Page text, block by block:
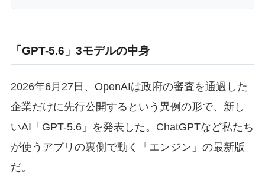
「GPT-5.6」3モデルの中身
2026年6月27日、OpenAIは政府の審査を通過した
企業だけに先行公開するという異例の形で、新し
いAI「GPT-5.6」を発表した。ChatGPTなど私たち
が使うアプリの裏側で動く「エンジン」の最新版
だ。